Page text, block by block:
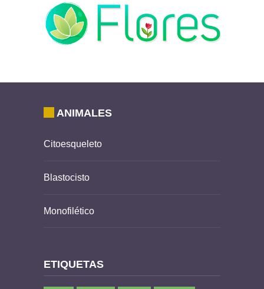
ANIMALES
Citoesqueleto
Blastocisto
Monofilético
ETIQUETAS